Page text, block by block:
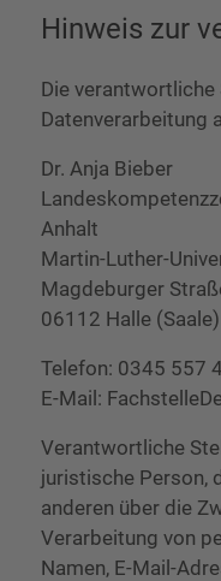
Hinweis zur
Die verantwortliche
Datenverarbeitung
Dr. Anja Bieber
Anhalt
Martin-Luther-
Magdeburger
06112 Halle (Saale)
Telefon: 0345 557
E-Mail:
Verantwortliche
juristische Person,
anderen über die
Verarbeitung von
Namen, E-Mail-